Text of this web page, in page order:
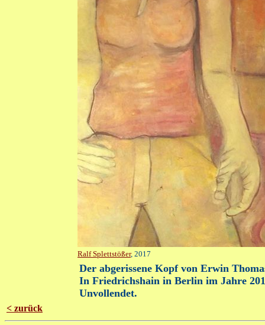
Ralf Splettstößer, 2017
Der abgerissene Kopf von Erwin
In Friedrichshain in Berlin im Jahre
Unvollendet.
< zurück